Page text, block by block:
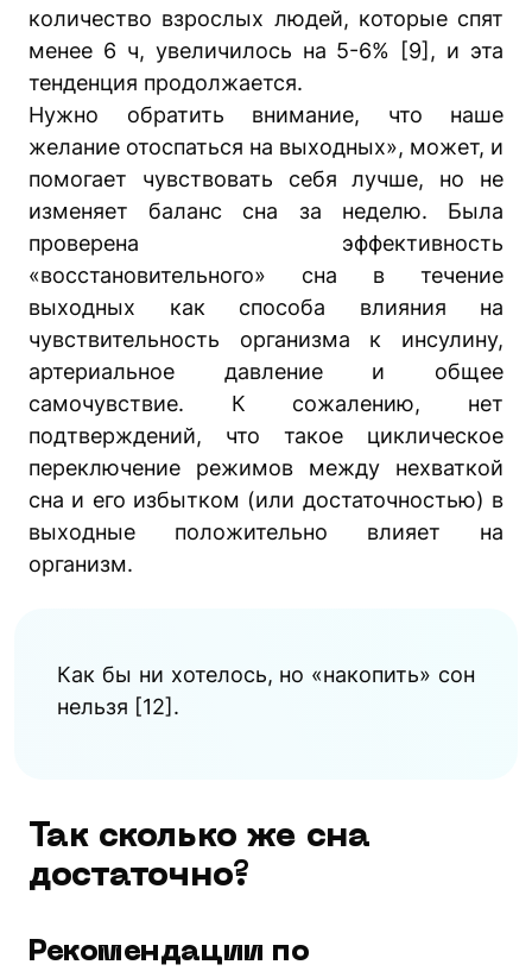
количество взрослых людей, которые спят
менее 6 ч, увеличилось на 5-6% [9], и эта
тенденция продолжается.
Нужно обратить внимание, что наше
желание отоспаться на выходных», может, и
помогает чувствовать себя лучше, но не
изменяет баланс сна за неделю. Была
проверена эффективность
«восстановительного» сна в течение
выходных как способа влияния на
чувствительность организма к инсулину,
артериальное давление и общее
самочувствие. К сожалению, нет
подтверждений, что такое циклическое
переключение режимов между нехваткой
сна и его избытком (или достаточностью) в
выходные положительно влияет на
организм.
Как бы ни хотелось, но «накопить» сон
нельзя [12].
Так сколько же сна
достаточно?
Рекомендации по